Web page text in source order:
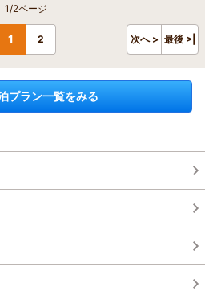
1/2ページ
1 2 次へ > 最後 >|
プラン一覧をみる